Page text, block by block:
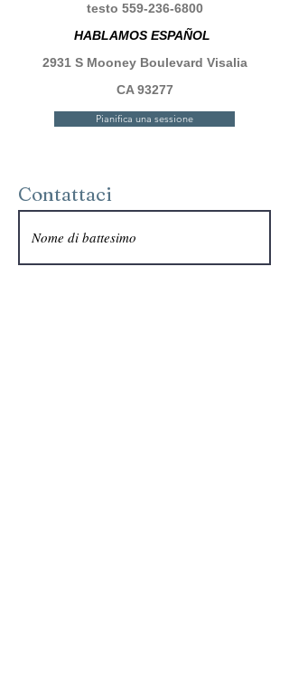
testo 559-236-6800
HABLAMOS ESPAÑOL
2931 S Mooney Boulevard Visalia
CA 93277
Pianifica una sessione
Contattaci